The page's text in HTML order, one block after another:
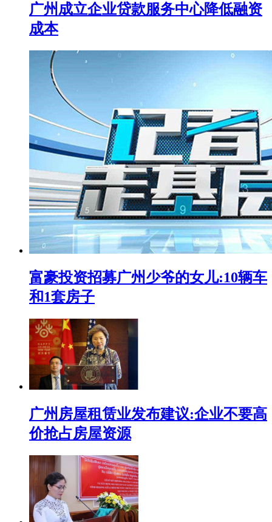
广州成立企业贷款服务中心降低融资
成本
富豪投资招募广州少爷的女儿:10辆车
和1套房子
广州房屋租赁业发布建议:企业不要高
价抢占房屋资源